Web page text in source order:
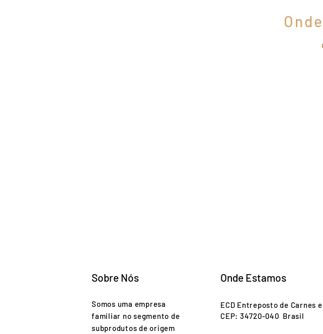
Sobre Nós
Somos uma empresa
familiar no segmento de
subprodutos de origem
Onde Estamos
ECD Entreposto de Carnes
CEP: 34720-040 Brasil